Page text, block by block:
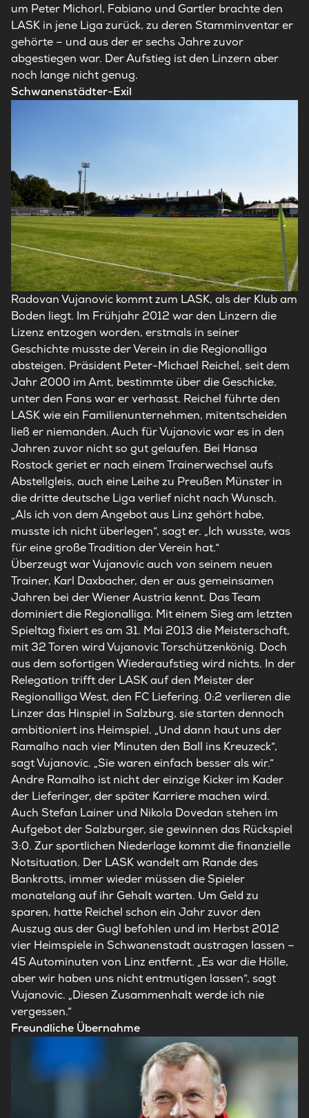
um Peter Michorl, Fabiano und Gartler brachte den
LASK in jene Liga zurück, zu deren Stamminventar er
gehörte – und aus der er sechs Jahre zuvor
abgestiegen war. Der Aufstieg ist den Linzern aber
noch lange nicht genug.
Schwanenstädter-Exil
Radovan Vujanovic kommt zum LASK, als der Klub am
Boden liegt. Im Frühjahr 2012 war den Linzern die
Lizenz entzogen worden, erstmals in seiner
Geschichte musste der Verein in die Regionalliga
absteigen. Präsident Peter-Michael Reichel, seit dem
Jahr 2000 im Amt, bestimmte über die Geschicke,
unter den Fans war er verhasst. Reichel führte den
LASK wie ein Familienunternehmen, mitentscheiden
ließ er niemanden. Auch für Vujanovic war es in den
Jahren zuvor nicht so gut gelaufen. Bei Hansa
Rostock geriet er nach einem Trainerwechsel aufs
Abstellgleis, auch eine Leihe zu Preußen Münster in
die dritte deutsche Liga verlief nicht nach Wunsch.
„Als ich von dem Angebot aus Linz gehört habe,
musste ich nicht überlegen“, sagt er. „Ich wusste, was
für eine große Tradition der Verein hat.“
Überzeugt war Vujanovic auch von seinem neuen
Trainer, Karl Daxbacher, den er aus gemeinsamen
Jahren bei der Wiener Austria kennt. Das Team
dominiert die Regionalliga. Mit einem Sieg am letzten
Spieltag fixiert es am 31. Mai 2013 die Meisterschaft,
mit 32 Toren wird Vujanovic Torschützenkönig. Doch
aus dem sofortigen Wiederaufstieg wird nichts. In der
Relegation trifft der LASK auf den Meister der
Regionalliga West, den FC Liefering. 0:2 verlieren die
Linzer das Hinspiel in Salzburg, sie starten dennoch
ambitioniert ins Heimspiel. „Und dann haut uns der
Ramalho nach vier Minuten den Ball ins Kreuzeck“,
sagt Vujanovic. „Sie waren einfach besser als wir.“
Andre Ramalho ist nicht der einzige Kicker im Kader
der Lieferinger, der später Karriere machen wird.
Auch Stefan Lainer und Nikola Dovedan stehen im
Aufgebot der Salzburger, sie gewinnen das Rückspiel
3:0. Zur sportlichen Niederlage kommt die finanzielle
Notsituation. Der LASK wandelt am Rande des
Bankrotts, immer wieder müssen die Spieler
monatelang auf ihr Gehalt warten. Um Geld zu
sparen, hatte Reichel schon ein Jahr zuvor den
Auszug aus der Gugl befohlen und im Herbst 2012
vier Heimspiele in Schwanenstadt austragen lassen –
45 Autominuten von Linz entfernt. „Es war die Hölle,
aber wir haben uns nicht entmutigen lassen“, sagt
Vujanovic. „Diesen Zusammenhalt werde ich nie
vergessen.“
Freundliche Übernahme